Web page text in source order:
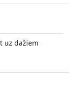
uz dažiem